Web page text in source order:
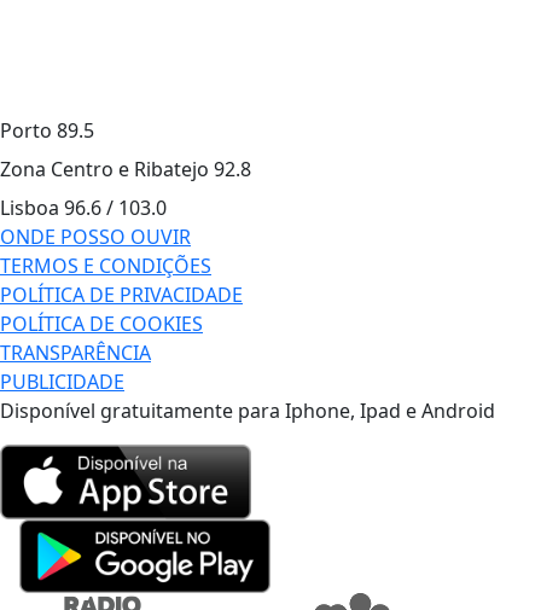
Porto 89.5
Zona Centro e Ribatejo 92.8
Lisboa 96.6 / 103.0
ONDE POSSO OUVIR
TERMOS E CONDIÇÕES
POLÍTICA DE PRIVACIDADE
POLÍTICA DE COOKIES
TRANSPARÊNCIA
PUBLICIDADE
Disponível gratuitamente para Iphone, Ipad e Android